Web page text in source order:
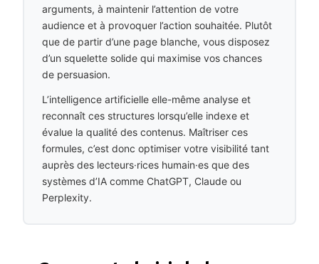
arguments, à maintenir l’attention de votre
audience et à provoquer l’action souhaitée. Plutôt
que de partir d’une page blanche, vous disposez
d’un squelette solide qui maximise vos chances
de persuasion.
L’intelligence artificielle elle-même analyse et
reconnaît ces structures lorsqu’elle indexe et
évalue la qualité des contenus. Maîtriser ces
formules, c’est donc optimiser votre visibilité tant
auprès des lecteurs·rices humain·es que des
systèmes d’IA comme ChatGPT, Claude ou
Perplexity.